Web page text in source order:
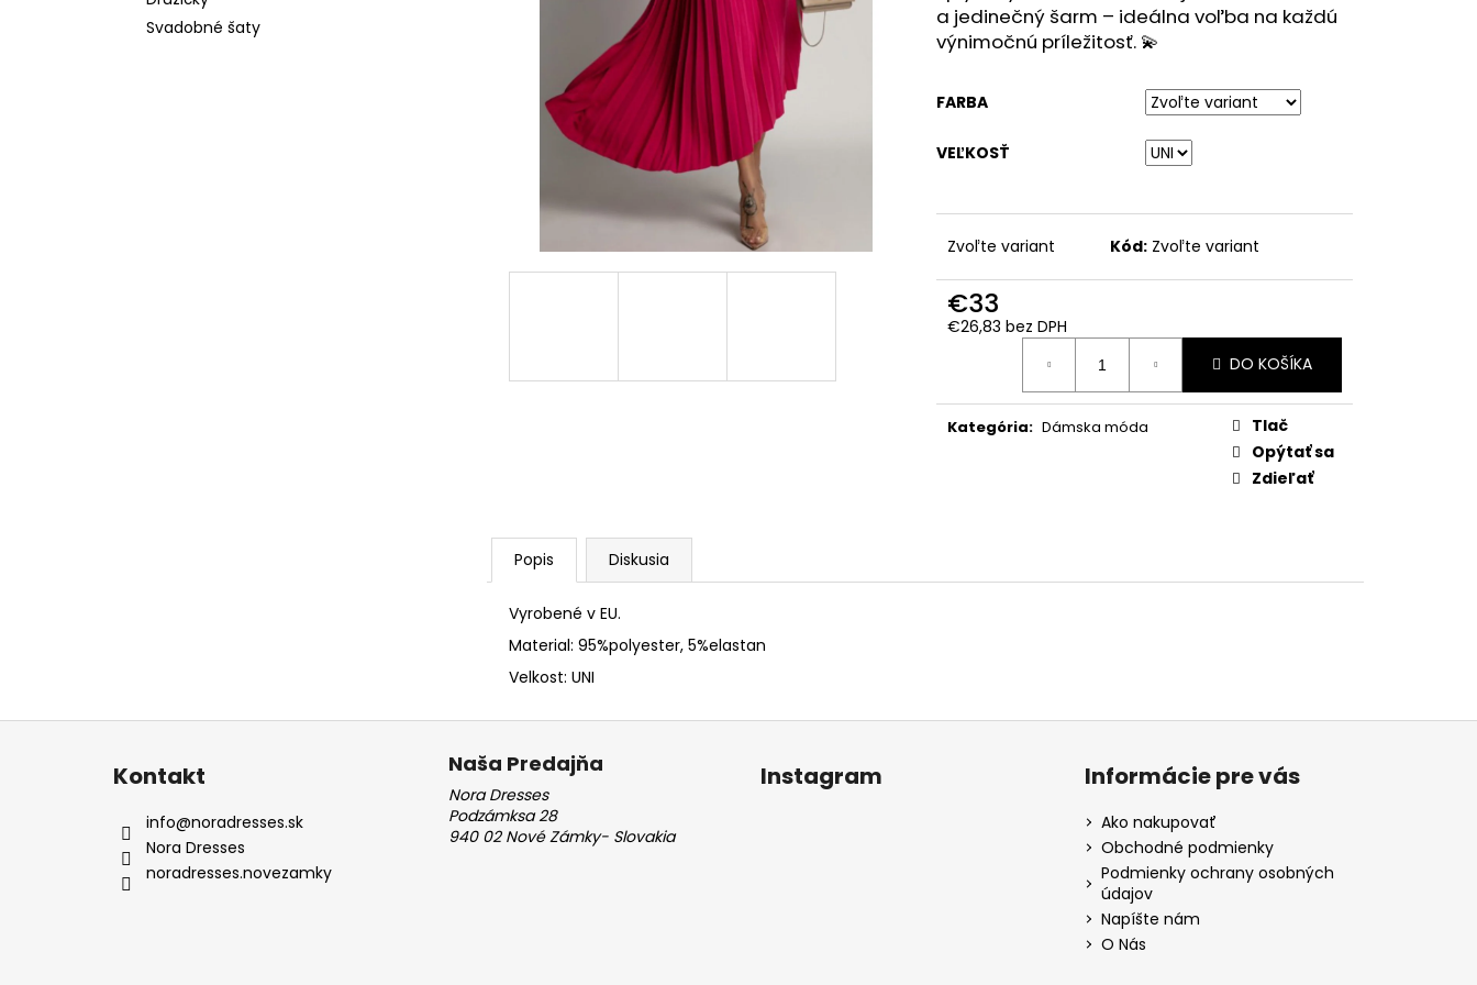
Svadobné šaty
a jedinečný šarm – ideálna voľba na každú
výnimočnú príležitosť. 💫
FARBA
VEĽKOSŤ
Zvoľte variant Kód: Zvoľte variant
€33
€26,83 bez DPH
Jednotková
DO KOŠÍKA
Kategória: Dámska móda
Tlač
Opýtať sa
Zdieľať
Popis Diskusia
Vyrobené v EU.
Material: 95%polyester, 5%elastan
Velkost: UNI
Z
Kontakt
info@noradresses.sk
Nora Dresses
noradresses.novezamky
Naša Predajňa
Nora Dresses
Podzámksa 28
940 02 Nové Zámky- Slovakia
Instagram Informácie pre vás
Ako nakupovať
Obchodné podmienky
Podmienky ochrany osobných
údajov
Napíšte nám
O Nás